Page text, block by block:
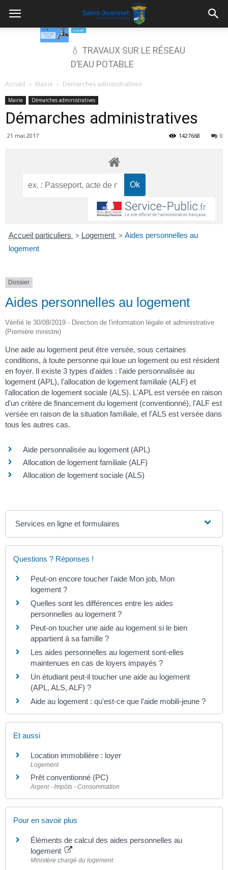
💧 TRAVAUX SUR LE RÉSEAU
D’EAU POTABLE
Accueil Mairie Démarches administratives
Mairie Démarches administratives
Démarches administratives
21 mai 2017 0
1427668
Accueil particuliers > Logement > Aides personnelles au
logement
Dossier
Aides personnelles au logement
Vérifié le 30/08/2019 - Direction de l'information légale et administrative
(Première ministre)
Une aide au logement peut être versée, sous certaines
conditions, à toute personne qui loue un logement ou est résident
en foyer. Il existe 3 types d'aides : l'aide personnalisée au
logement (APL), l'allocation de logement familiale (ALF) et
l'allocation de logement sociale (ALS). L'APL est versée en raison
d'un critère de financement du logement (conventionné), l'ALF est
versée en raison de la situation familiale, et l'ALS est versée dans
tous les autres cas.
Aide personnalisée au logement (APL)
Allocation de logement familiale (ALF)
Allocation de logement sociale (ALS)
Services en ligne et formulaires
Questions ? Réponses !
Peut-on encore toucher l'aide Mon job, Mon
logement ?
Quelles sont les différences entre les aides
personnelles au logement ?
Peut-on toucher une aide au logement si le bien
appartient à sa famille ?
Les aides personnelles au logement sont-elles
maintenues en cas de loyers impayés ?
Un étudiant peut-il toucher une aide au logement
(APL, ALS, ALF) ?
Aide au logement : qu'est-ce que l'aide mobili-jeune ?
Et aussi
Location immobilière : loyer
Logement
Prêt conventionné (PC)
Argent - Impôts - Consommation
Pour en savoir plus
Éléments de calcul des aides personnelles au
logement
Ministère chargé du logement